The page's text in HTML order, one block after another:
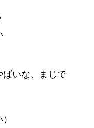
ばいな、まじで